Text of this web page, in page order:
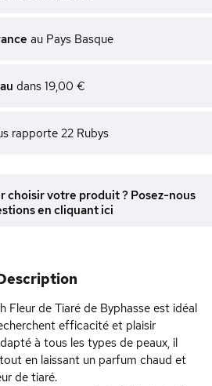
au Pays Basque
dans 19,00 €
rapporte 22 Rubys
choisir votre produit ? Posez-nous
en cliquant ici
de Tiaré de Byphasse est idéal
efficacité et plaisir
à tous les types de peaux, il
en laissant un parfum chaud et
de tiaré.